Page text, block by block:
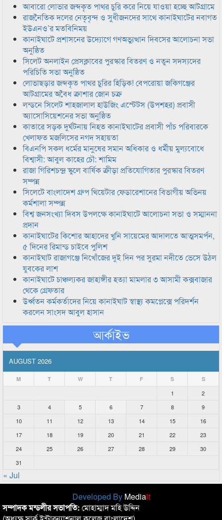
আবারো লোভার জব্দকৃত পাথর চুরি করে নিয়ে যাওয়া হচ্ছে আটগ্রামে
রাজনৈতিক দলের নেতৃবৃন্দ ও সুধীজনদের সাথে কানাইঘাটের নবাগত
ইউএনও’র মতবিনিময়
কানাইঘাটে প্রশাসনের উদ্যোগে গণঅভ্যুত্থান দিবসের আলোচনা সভা
অনুষ্ঠিত
সিলেট অনলাইন প্রেসক্লাবের পুরস্কার বিতরণ ও নতুন সদস্যদের
পরিচিতি সভা অনুষ্ঠিত
লোভাছড়ার জব্দকৃত পাথর চুরির হিড়িক! বেপরোয়া জকিগঞ্জের
আটগ্রামের অবৈধ ক্রাশার জোন চক্র
লন্ডনে সিলেট শাহজালাল হাউজিং এস্টেটস (উপশহর) প্রবাসী
অ্যাসোসিয়েশনের সভা অনুষ্ঠিত
কাতারে সড়ক দুর্ঘটনায় নিহত কানাইঘাটের প্রবাসী পাঁচ পরিবারকে
খেলাফত মজলিসের নগদ সহায়তা
বিএনপি সকল ধর্মের মানুষের সমান অধিকার ও ধর্মীয় মুল্যবোধে
বিশ্বাসী: আবুল কাহের চৌ: শামিম
রাজা গিরিশচন্দ্র স্কুলে বার্ষিক ক্রীড়া প্রতিযোগিতার পুরস্কার বিতরণ
সম্পন্ন
সিলেটে বাংলাদেশ গ্রুপ থিয়েটার ফেডারেশানের বিভাগীয় অভিনয়
কর্মশালা সম্পন্ন
বিশ্ব জনসংখ্যা দিবস উপলক্ষে কানাইঘাটে আলোচনা সভা ও সম্মাননা
প্রদান
কানাইঘাটের কিশোর আহাদের খুনি সায়েমের আদালতে আত্মসমর্পন,
৫ দিনের রিমান্ড চাইবে পুলিশ
কানাইঘাট রাজাগঞ্জে নিখোঁজের দুই দিন পর সুরমা নদীতে ভেসে উঠল
যুবকের লাশ
কানাইঘাটে চাঞ্চল্যকর জাহাঙ্গীর হত্যা মামলার ৩ আসামী কক্সবাজার
থেকে গ্রেফতার
উর্ধ্বতন কর্মকর্তাদের নিয়ে কানাইঘাট স্বাস্থ্য কমপ্লেক্সে পরিদর্শন
করলেন সাংসদ আবুল হাসান
আর্কাইভ
AUGUST 2026
M T W T F S S
1
2
3
4 5 6 7 8
9
10
11 12 13 14 15
16
17
18 19 20 21 22
23
24
25 26 27 28 29
30
31
« Jul
Developed By Mediait
সম্পাদক মন্ডলীর সভাপতি: মোহাম্মাদ মহি উদ্দিন